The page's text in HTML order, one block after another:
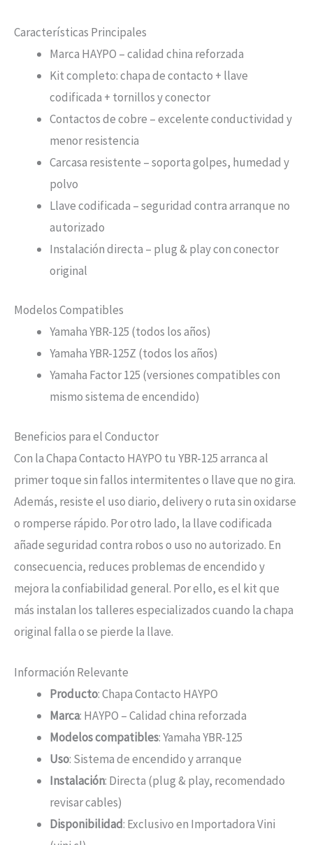
Características Principales
Marca HAYPO – calidad china reforzada
Kit completo: chapa de contacto + llave
codificada + tornillos y conector
Contactos de cobre – excelente conductividad y
menor resistencia
Carcasa resistente – soporta golpes, humedad y
polvo
Llave codificada – seguridad contra arranque no
autorizado
Instalación directa – plug & play con conector
original
Modelos Compatibles
Yamaha YBR-125 (todos los años)
Yamaha YBR-125Z (todos los años)
Yamaha Factor 125 (versiones compatibles con
mismo sistema de encendido)
Beneficios para el Conductor
Con la Chapa Contacto HAYPO tu YBR-125 arranca al
primer toque sin fallos intermitentes o llave que no gira.
Además, resiste el uso diario, delivery o ruta sin oxidarse
o romperse rápido. Por otro lado, la llave codificada
añade seguridad contra robos o uso no autorizado. En
consecuencia, reduces problemas de encendido y
mejora la confiabilidad general. Por ello, es el kit que
más instalan los talleres especializados cuando la chapa
original falla o se pierde la llave.
Información Relevante
Producto: Chapa Contacto HAYPO
Marca: HAYPO – Calidad china reforzada
Modelos compatibles: Yamaha YBR-125
Uso: Sistema de encendido y arranque
Instalación: Directa (plug & play, recomendado
revisar cables)
Disponibilidad: Exclusivo en Importadora Vini